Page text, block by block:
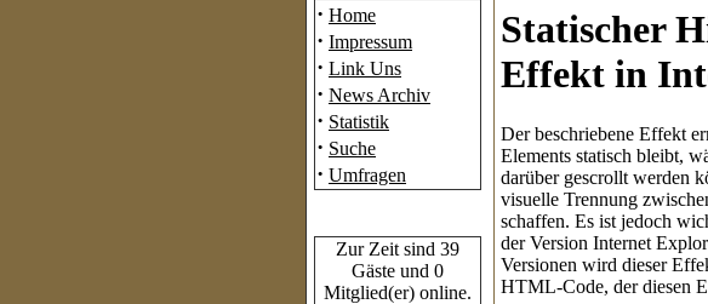
· Home
· Impressum
· Link Uns
· News Archiv
· Statistik
· Suche
· Umfragen
Zur Zeit sind 39
Gäste und 0
Mitglied(er) online.
Statischer
Effekt in
Der beschriebene Effekt
Elements statisch bleibt,
darüber gescrollt werden
visuelle Trennung
schaffen. Es ist jedoch
der Version Internet
Versionen wird dieser
HTML-Code, der diesen